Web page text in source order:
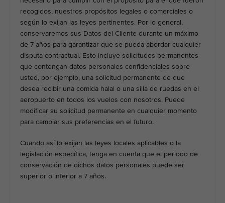
recogidos, nuestros propósitos legales o comerciales o
según lo exijan las leyes pertinentes. Por lo general,
conservaremos sus Datos del Cliente durante un máximo
de 7 años para garantizar que se pueda abordar cualquier
disputa contractual. Esto incluye solicitudes permanentes
que contengan datos personales confidenciales sobre
usted, por ejemplo, una solicitud permanente de que
desea recibir una comida halal o una silla de ruedas en el
aeropuerto en todos los vuelos con nosotros. Puede
modificar su solicitud permanente en cualquier momento
para cambiar sus preferencias en el futuro.
Cuando así lo exijan las leyes locales aplicables o la
legislación específica, tenga en cuenta que el periodo de
conservación de dichos datos personales puede ser
superior o inferior a 7 años.